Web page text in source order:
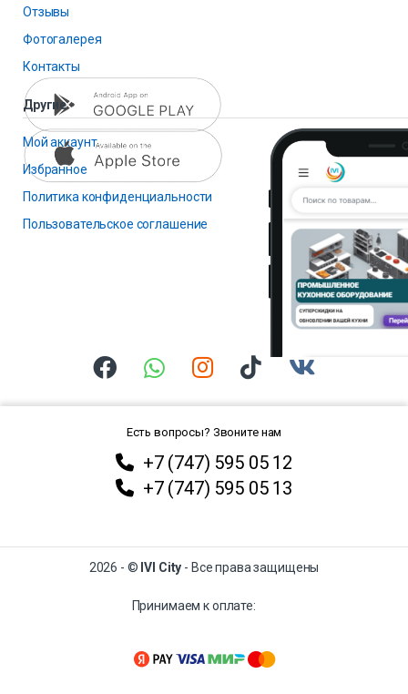
Отзывы
Фотогалерея
Контакты
Другие
Мой аккаунт
Избранное
Политика конфиденциальности
Пользовательское соглашение
Есть вопросы? Звоните нам
+7 (747) 595 05 12
+7 (747) 595 05 13
2026 - © IVI City - Все права защищены
Принимаем к оплате: